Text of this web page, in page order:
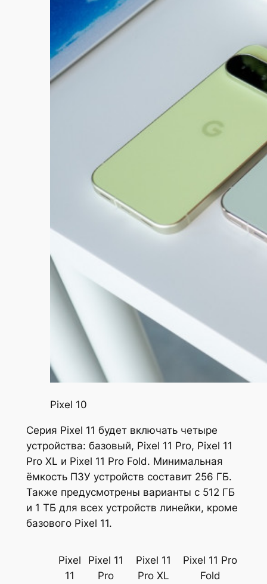
Pixel 10
Серия Pixel 11 будет включать четыре
устройства: базовый, Pixel 11 Pro, Pixel 11
Pro XL и Pixel 11 Pro Fold. Минимальная
ёмкость ПЗУ устройств составит 256 ГБ.
Также предусмотрены варианты с 512 ГБ
и 1 ТБ для всех устройств линейки, кроме
базового Pixel 11.
Pixel
11
Pixel 11
Pro
Pixel 11
Pro XL
Pixel 11 Pro
Fold